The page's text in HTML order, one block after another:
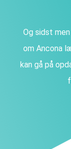
Og sidst
om Ancona
kan gå på